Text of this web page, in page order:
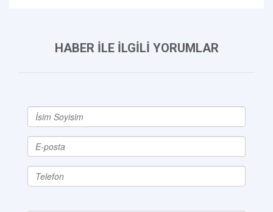
HABER İLE İLGİLİ YORUMLAR